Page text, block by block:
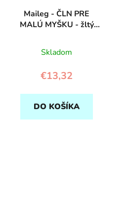
Maileg - ČLN PRE
MALÚ MYŠKU - žltý
Skladom
€13,32
DO KOŠÍKA